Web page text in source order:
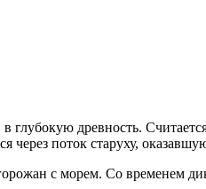
древность.
через поток старуху,
с морем. Со временем